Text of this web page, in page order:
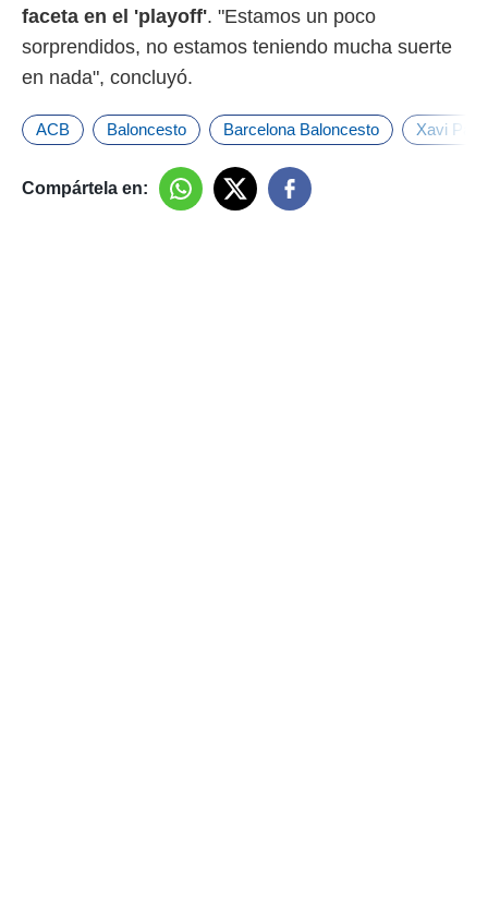
faceta en el 'playoff'. "Estamos un poco
sorprendidos, no estamos teniendo mucha suerte
en nada", concluyó.
ACB Baloncesto Barcelona Baloncesto Xavi
Compártela en: